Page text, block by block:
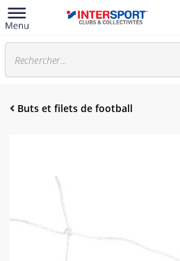
Buts et filets de football